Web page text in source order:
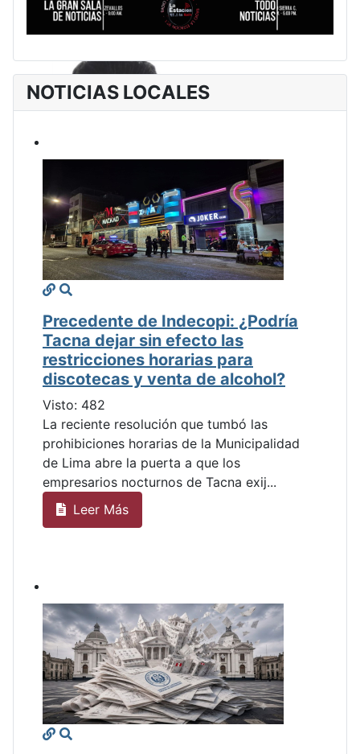
NOTICIAS LOCALES
Precedente de Indecopi: ¿Podría
Tacna dejar sin efecto las
restricciones horarias para
discotecas y venta de alcohol?
Visto: 482
La reciente resolución que tumbó las
prohibiciones horarias de la Municipalidad
de Lima abre la puerta a que los
empresarios nocturnos de Tacna exij...
Leer Más